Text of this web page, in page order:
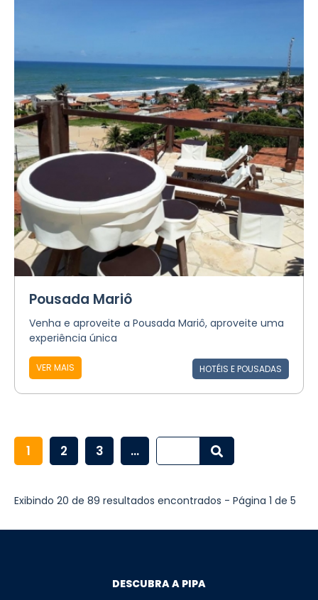
Pousada Mariô
Venha e aproveite a Pousada Mariô, aproveite uma
experiência única
VER MAIS HOTÉIS E POUSADAS
1 2 3 ...
Exibindo 20 de 89 resultados encontrados - Página 1 de 5
DESCUBRA A PIPA